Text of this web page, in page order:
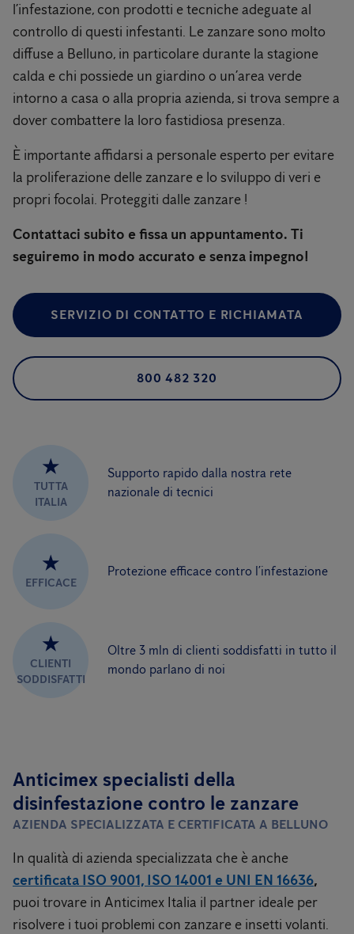
l’infestazione, con prodotti e tecniche adeguate al
controllo di questi infestanti. Le zanzare sono molto
diffuse a Belluno, in particolare durante la stagione
calda e chi possiede un giardino o un’area verde
intorno a casa o alla propria azienda, si trova sempre a
dover combattere la loro fastidiosa presenza.
È importante affidarsi a personale esperto per evitare
la proliferazione delle zanzare e lo sviluppo di veri e
propri focolai. Proteggiti dalle zanzare !
Contattaci subito e fissa un appuntamento. Ti
seguiremo in modo accurato e senza impegno!
SERVIZIO DI CONTATTO E RICHIAMATA
800 482 320
★
TUTTA
ITALIA
Supporto rapido dalla nostra rete
nazionale di tecnici
★
EFFICACE
Protezione efficace contro l’infestazione
★
CLIENTI
SODDISFATTI
Oltre 3 mln di clienti soddisfatti in tutto il
mondo parlano di noi
Anticimex specialisti della
disinfestazione contro le zanzare
AZIENDA SPECIALIZZATA E CERTIFICATA A BELLUNO
In qualità di azienda specializzata che è anche
certificata ISO 9001, ISO 14001 e UNI EN 16636,
puoi trovare in Anticimex Italia il partner ideale per
risolvere i tuoi problemi con zanzare e insetti volanti.